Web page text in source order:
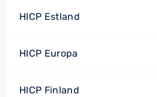
HICP Estland
HICP Europa
HICP Finland